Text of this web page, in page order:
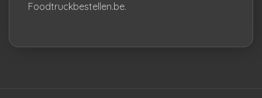
Foodtruckbestellen.be.